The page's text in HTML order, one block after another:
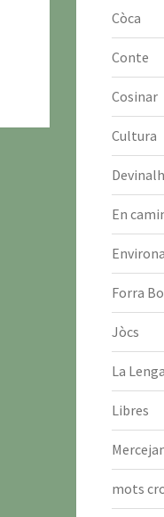
Còca
Conte
Cosinar
Cultura
En
Forra
Jòcs
La Lenga
Libres
mots